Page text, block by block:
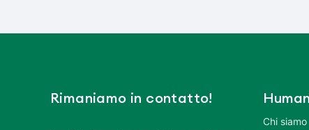
Rimaniamo in contatto!
Chi siamo